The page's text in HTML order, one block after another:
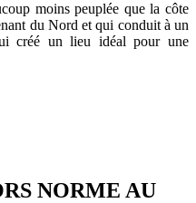
moins peuplée que la côte
du Nord et qui conduit à un
créé un lieu idéal pour une
NORME AU